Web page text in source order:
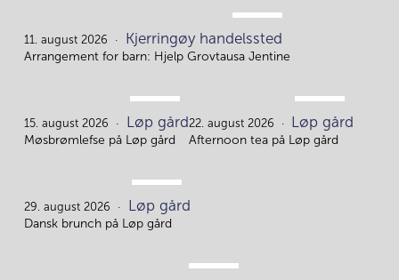
11.
11. august 2026 Kjerringøy handelssted
Arrangement for barn: Hjelp Grovtausa Jentine
15.
15. august 2026 Løp gård
Møsbrømlefse på Løp gård
22.
22. august 2026 Løp gård
Afternoon tea på Løp gård
29.
29. august 2026 Løp gård
Dansk brunch på Løp gård